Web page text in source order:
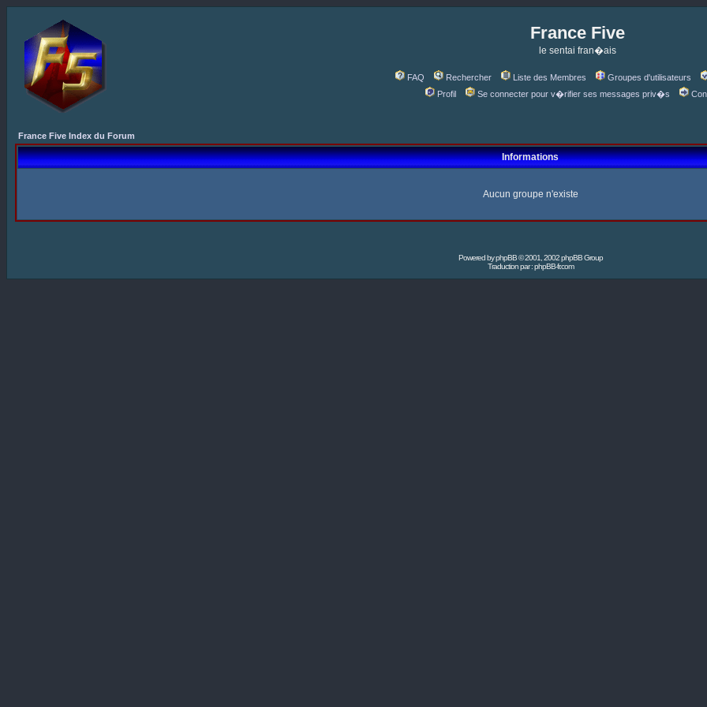
France Five
le sentai fran�ais
FAQ Rechercher Liste des Membres Groupes d'utilisateurs
Profil
Se connecter pour v�rifier ses messages priv�s
France Five Index du Forum
Informations
Aucun groupe n'existe
Powered byphpBB© 2001, 2002 phpBB Group
Traduction par :phpBB-fr.com